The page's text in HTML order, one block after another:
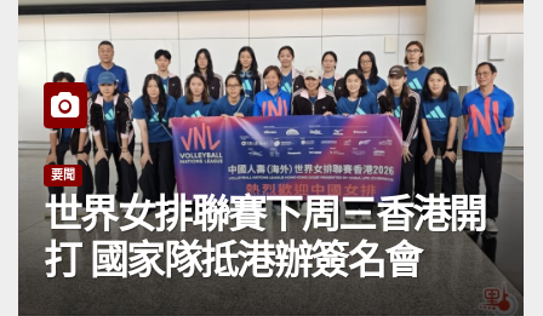
要聞
世界女排聯賽下周三香港開
打 國家隊抵港辦簽名會